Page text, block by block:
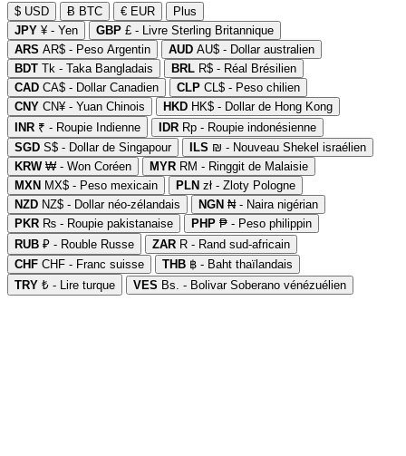
$ USD Ƀ BTC € EUR
Plus
JPY ¥ - Yen GBP £ - Livre Sterling Britannique
ARS AR$ - Peso Argentin AUD AU$ - Dollar australien
BDT Tk - Taka Bangladais BRL R$ - Réal Brésilien
CAD CA$ - Dollar Canadien CLP CL$ - Peso chilien
CNY CN¥ - Yuan Chinois HKD HK$ - Dollar de Hong Kong
INR ₹ - Roupie Indienne IDR Rp - Roupie indonésienne
SGD S$ - Dollar de Singapour ILS ₪ - Nouveau Shekel israélien
KRW₩ - Won Coréen MYR RM - Ringgit de Malaisie
MXN MX$ - Peso mexicain PLN zł - Zloty Pologne
NZD NZ$ - Dollar néo-zélandais NGN ₦ - Naira nigérian
PKR ₨ - Roupie pakistanaise PHP ₱ - Peso philippin
RUB ₽ - Rouble Russe ZAR R - Rand sud-africain
CHF CHF - Franc suisse THB ฿ - Baht thaïlandais
TRY ₺ - Lire turque VES Bs. - Bolivar Soberano vénézuélien